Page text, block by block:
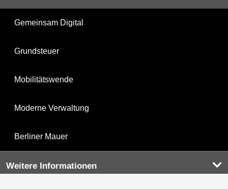
Gemeinsam Digital
Grundsteuer
Mobilitätswende
Moderne Verwaltung
Berliner Mauer
Weitere Informationen